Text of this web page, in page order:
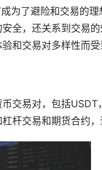
为了避险和交易的
全，还关系到交易
和交易对多样性而受
交易对，包括
杠杆交易和期货合约，